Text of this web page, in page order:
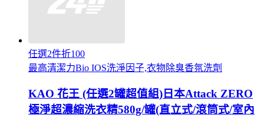
任選2件折100
最高清潔力Bio IOS洗淨因子,衣物除臭香氛洗劑
KAO 花王 (任選2罐超值組)日本Attack ZERO
極淨超濃縮洗衣精580g/罐(直立式/滾筒式/室內